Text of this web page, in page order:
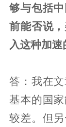
够与包括
前能否说
入这种加速
答：我在
基本的国
较差。但